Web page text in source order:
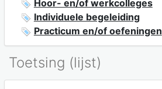
Hoor- en/of werkcolleges
Individuele begeleiding
Practicum en/of oefeningen
Toetsing (lijst)